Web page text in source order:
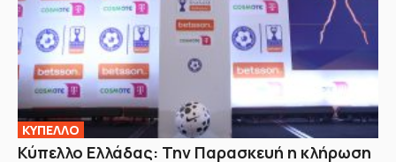
ΚΥΠΕΛΛΟ
Κύπελλο Ελλάδας: Την Παρασκευή η κλήρωση